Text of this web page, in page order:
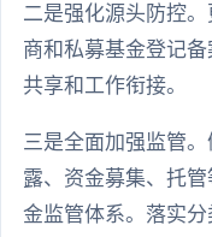
二是强化源头防控
商和私募基金登记
共享和工作衔接。
三是全面加强监管
露、资金募集、托
金监管体系。落实